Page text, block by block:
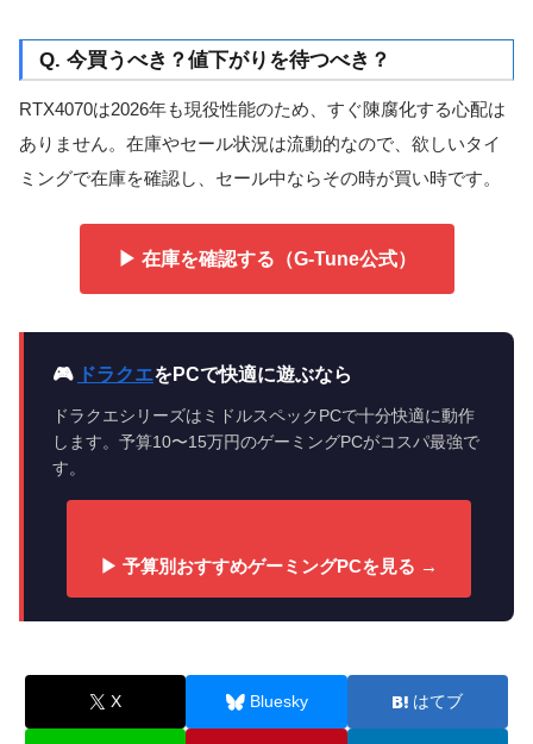
Q. 今買うべき？値下がりを待つべき？
RTX4070は2026年も現役性能のため、すぐ陳腐化する心配は
ありません。在庫やセール状況は流動的なので、欲しいタイ
ミングで在庫を確認し、セール中ならその時が買い時です。
▶ 在庫を確認する（G-Tune公式）
🎮 ドラクエをPCで快適に遊ぶなら
ドラクエシリーズはミドルスペックPCで十分快適に動作
します。予算10〜15万円のゲーミングPCがコスパ最強で
す。
▶ 予算別おすすめゲーミングPCを見る →
X Bluesky はてブ